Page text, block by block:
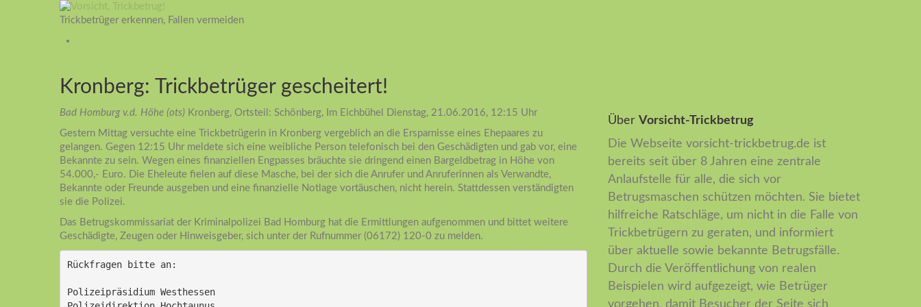
Trickbetrüger erkennen, Fallen vermeiden
Kronberg: Trickbetrüger gescheitert!
Bad Homburg v.d. Höhe (ots) Kronberg, Ortsteil: Schönberg, Im Eichbühel Dienstag, 21.06.2016, 12:15 Uhr
Gestern Mittag versuchte eine Trickbetrügerin in Kronberg vergeblich an die Ersparnisse eines Ehepaares zu
gelangen. Gegen 12:15 Uhr meldete sich eine weibliche Person telefonisch bei den Geschädigten und gab vor, eine
Bekannte zu sein. Wegen eines finanziellen Engpasses bräuchte sie dringend einen Bargeldbetrag in Höhe von
54.000,- Euro. Die Eheleute fielen auf diese Masche, bei der sich die Anrufer und Anruferinnen als Verwandte,
Bekannte oder Freunde ausgeben und eine finanzielle Notlage vortäuschen, nicht herein. Stattdessen verständigten
sie die Polizei.
Das Betrugskommissariat der Kriminalpolizei Bad Homburg hat die Ermittlungen aufgenommen und bittet weitere
Geschädigte, Zeugen oder Hinweisgeber, sich unter der Rufnummer (06172) 120-0 zu melden.
Rückfragen bitte an:
Polizeipräsidium Westhessen
Über Vorsicht-Trickbetrug
Die Webseite vorsicht-trickbetrug.de ist
bereits seit über 8 Jahren eine zentrale
Anlaufstelle für alle, die sich vor
Betrugsmaschen schützen möchten. Sie bietet
hilfreiche Ratschläge, um nicht in die Falle von
Trickbetrügern zu geraten, und informiert
über aktuelle sowie bekannte Betrugsfälle.
Durch die Veröffentlichung von realen
Beispielen wird aufgezeigt, wie Betrüger
vorgehen, damit Besucher der Seite sich